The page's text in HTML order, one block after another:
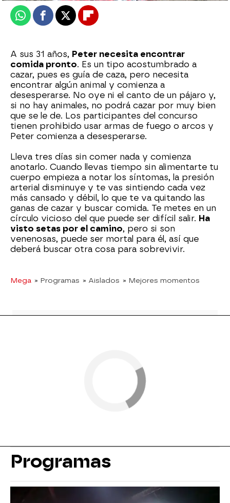
WhatsappFacebook
X Flipboard
A sus 31 años, Peter necesita encontrar
comida pronto. Es un tipo acostumbrado a
cazar, pues es guía de caza, pero necesita
encontrar algún animal y comienza a
desesperarse. No oye ni el canto de un pájaro y,
si no hay animales, no podrá cazar por muy bien
que se le de. Los participantes del concurso
tienen prohibido usar armas de fuego o arcos y
Peter comienza a desesperarse.
Lleva tres días sin comer nada y comienza
anotarlo. Cuando llevas tiempo sin alimentarte tu
cuerpo empieza a notar los síntomas, la presión
arterial disminuye y te vas sintiendo cada vez
más cansado y débil, lo que te va quitando las
ganas de cazar y buscar comida. Te metes en un
círculo vicioso del que puede ser difícil salir. Ha
visto setas por el camino, pero si son
venenosas, puede ser mortal para él, así que
deberá buscar otra cosa para sobrevivir.
Mega » Programas » Aislados » Mejores momentos
Programas